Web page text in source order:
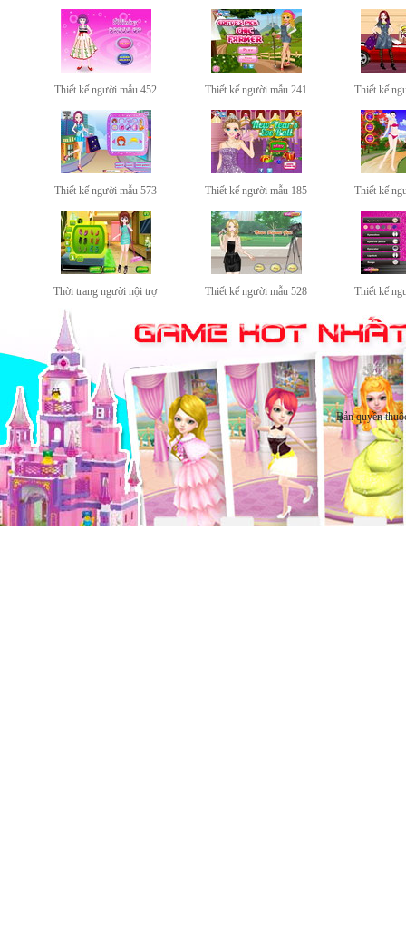
Thiết kế người mẫu 452 Thiết kế người mẫu 241 Thiết kế
Thiết kế người mẫu 573 Thiết kế người mẫu 185 Thiết kế
Thời trang người nội trợ Thiết kế người mẫu 528 Thiết kế
Bản quyền